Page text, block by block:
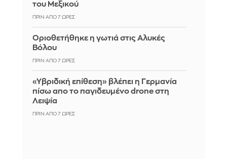
του Μεξικού
ΠΡΙΝ ΑΠΌ 7 ΏΡΕΣ
Οριοθετήθηκε η γωτιά στις Αλυκές
Βόλου
ΠΡΙΝ ΑΠΌ 7 ΏΡΕΣ
«Υβριδική επίθεση» βλέπει η Γερμανία
πίσω απο το παγιδευμένο drone στη
Λειψία
ΠΡΙΝ ΑΠΌ 7 ΏΡΕΣ